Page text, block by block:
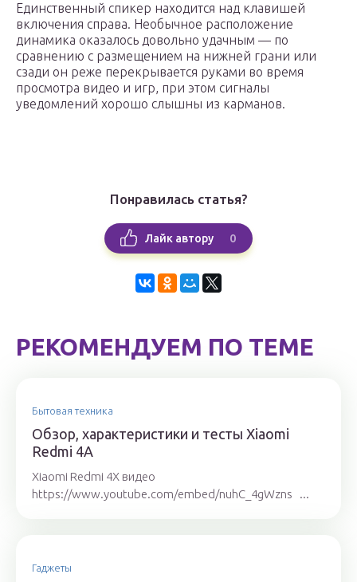
Единственный спикер находится над клавишей
включения справа. Необычное расположение
динамика оказалось довольно удачным — по
сравнению с размещением на нижней грани или
сзади он реже перекрывается руками во время
просмотра видео и игр, при этом сигналы
уведомлений хорошо слышны из карманов.
Понравилась статья?
Лайк автору 0
РЕКОМЕНДУЕМ ПО ТЕМЕ
Бытовая техника
Обзор, характеристики и тесты Xiaomi
Redmi 4A
Xiaomi Redmi 4X видео
https://www.youtube.com/embed/nuhC_4gWzns ...
Гаджеты